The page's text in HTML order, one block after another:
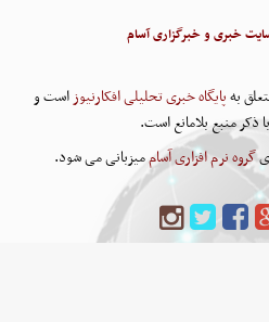
خبری و خبرگزاری آسام
بهپایگاه خبری تحلیلی افکارنیوزاست و
ذکر منبع بلامانع است.
گروه نرم افزاری آساممیزبانی می شود.